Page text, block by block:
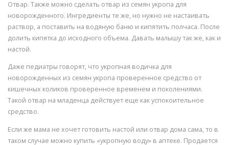
Отвар. Также можно сделать отвар из семян укропа для
новорожденного. Ингредиенты те же, но нужно не настаивать
раствор, а поставить на водяную баню и кипятить полчаса. После
долить кипятка до исходного объема. Давать малышу так же, как и
настой.
Даже педиатры говорят, что укропная водичка для
новорожденных из семян укропа проверенное средство от
кишечных коликов проверенное временем и поколениями.
Такой отвар на младенца действует еще как успокоительное
средство.
Если же мама не хочет готовить настой или отвар дома сама, то в
таком случае можно купить «укропную воду» в аптеке. Продается